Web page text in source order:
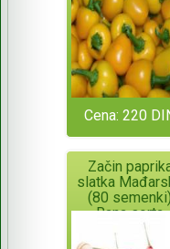
Cena: 220
Začin
slatka
(80 semenki)
Rana sorta